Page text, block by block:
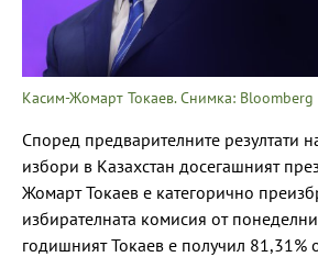
Касим-Жомарт Токаев. Снимка: Bloomberg
Според предварителните резултати
избори в Казахстан досегашният
Жомарт Токаев е категорично
избирателната комисия от
годишният Токаев е получил 81,31%